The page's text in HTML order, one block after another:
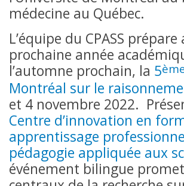
médecine au Québec.
L’équipe du CPASS
prochaine année
l’automne prochain, la 5
Montréal sur le
et 4 novembre 2022.
Centre d’innovation en
apprentissage
pédagogie appliquée aux
événement bilingue